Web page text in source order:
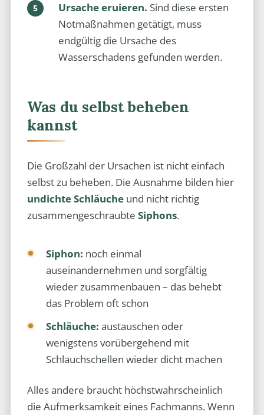
Ursache eruieren. Sind diese ersten
Notmaßnahmen getätigt, muss
endgültig die Ursache des
Wasserschadens gefunden werden.
Was du selbst beheben
kannst
Die Großzahl der Ursachen ist nicht einfach
selbst zu beheben. Die Ausnahme bilden hier
undichte Schläucheund nicht richtig
zusammengeschraubte Siphons.
Siphon: noch einmal
auseinandernehmen und sorgfältig
wieder zusammenbauen – das behebt
das Problem oft schon
Schläuche: austauschen oder
wenigstens vorübergehend mit
Schlauchschellen wieder dicht machen
Alles andere braucht höchstwahrscheinlich
die Aufmerksamkeit eines Fachmanns. Wenn